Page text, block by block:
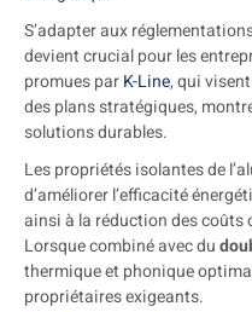
S’adapter aux
devient crucial pour les
promues parK-Line, qui
des plans stratégiques,
solutions durables.
Les propriétés isolantes de
d’améliorer l’efficacité
ainsi à la réduction des
Lorsque combiné avec du
thermique et phonique
propriétaires exigeants.